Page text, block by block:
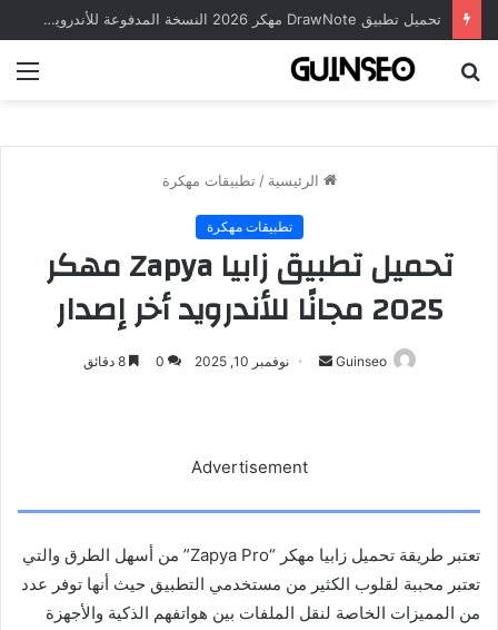
تحميل تطبيق DrawNote مهكر 2026 النسخة المدفوعة للأندرويد مجاناً
الرئيسية / تطبيقات مهكرة
تطبيقات مهكرة
تحميل تطبيق زابيا Zapya مهكر
2025 مجانًا للأندرويد أخر إصدار
Guinseo
أرسلنوفمبر 10, 2025 0 8 دقائق
Advertisement
تعتبر طريقة تحميل زابيا مهكر “Zapya Pro”
من أسهل الطرق والتي
تعتبر محببة لقلوب الكثير من مستخدمي التطبيق حيث أنها توفر عدد
من المميزات الخاصة لنقل الملفات بين هواتفهم الذكية والأجهزة